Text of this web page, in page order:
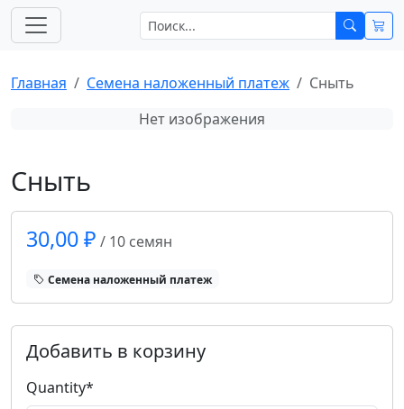
Главная Cемена наложенный платеж
Сныть
Нет изображения
Сныть
30,00 ₽ / 10 семян
Cемена наложенный платеж
Добавить в корзину
Quantity*